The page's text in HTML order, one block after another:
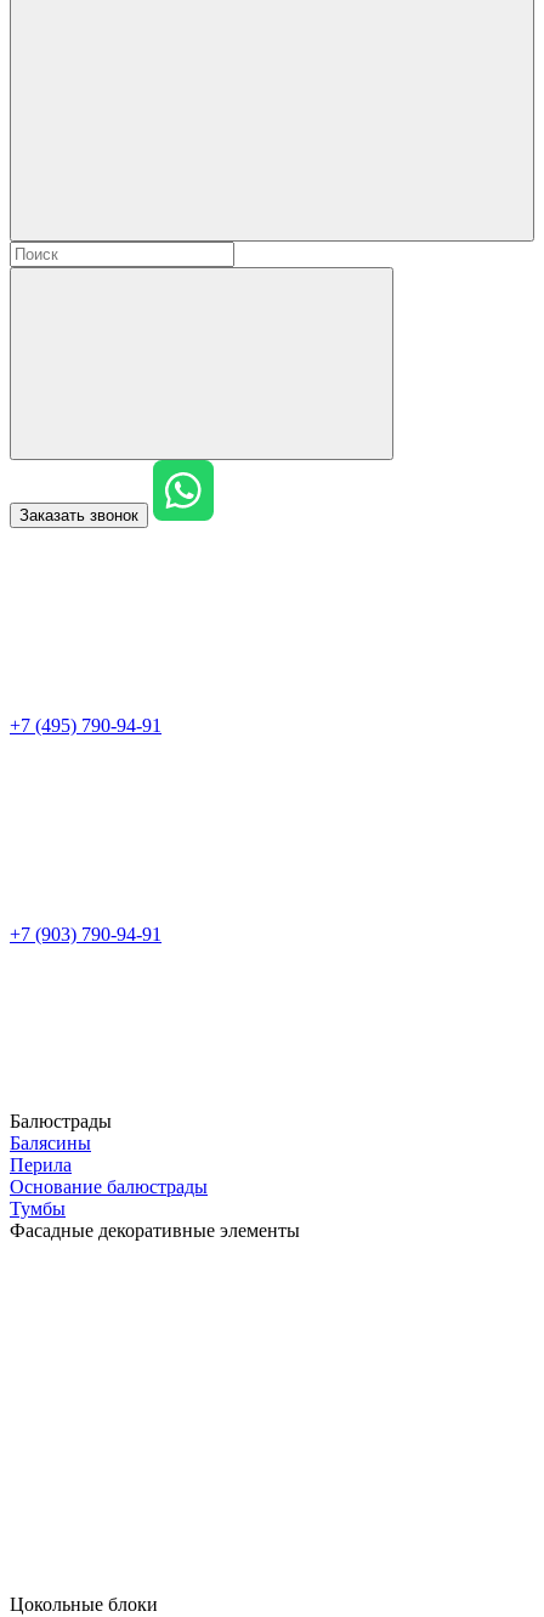
Заказать звонок
+7 (495) 790-94-91
+7 (903) 790-94-91
Балюстрады
Балясины
Перила
Основание балюстрады
Тумбы
Фасадные декоративные элементы
Цокольные блоки